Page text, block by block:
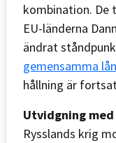
kombination.
EU-länderna
ändrat
gemensamma lån
hållning är
Utvidgning
Rysslands krig